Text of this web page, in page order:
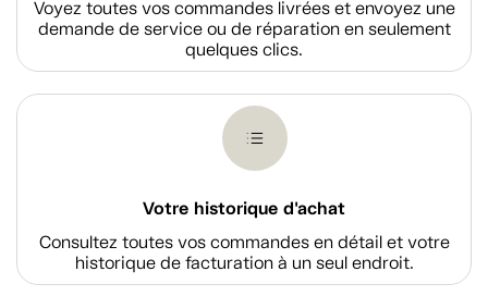
Voyez toutes vos commandes livrées et envoyez une
demande de service ou de réparation en seulement
quelques clics.
Votre historique d'achat
Consultez toutes vos commandes en détail et votre
historique de facturation à un seul endroit.